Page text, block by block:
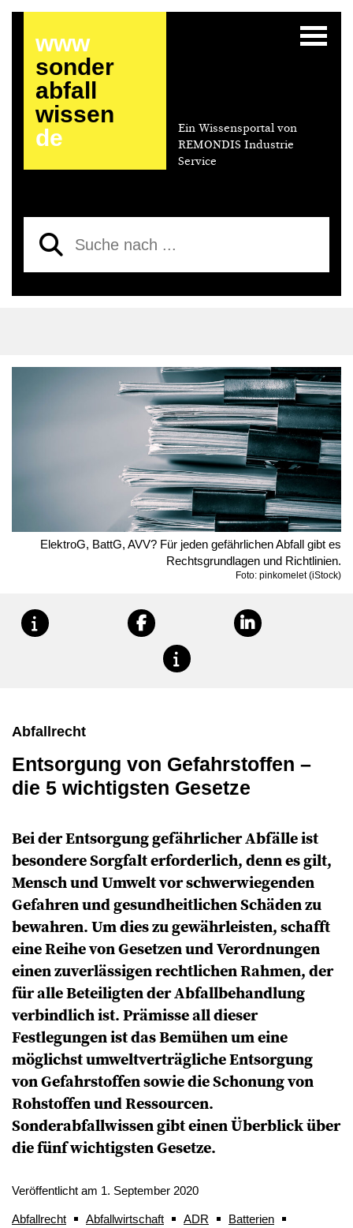
www
sonder
abfall
wissen
de
Ein Wissensportal von
REMONDIS Industrie
Service
ElektroG, BattG, AVV? Für jeden gefährlichen Abfall gibt es
Rechtsgrundlagen und Richtlinien.
Foto: pinkomelet (iStock)
Abfallrecht
Entsorgung von Gefahrstoffen –
die 5 wichtigsten Gesetze
Bei der Entsorgung gefährlicher Abfälle ist
besondere Sorgfalt erforderlich, denn es gilt,
Mensch und Umwelt vor schwerwiegenden
Gefahren und gesundheitlichen Schäden zu
bewahren. Um dies zu gewährleisten, schafft
eine Reihe von Gesetzen und Verordnungen
einen zuverlässigen rechtlichen Rahmen, der
für alle Beteiligten der Abfallbehandlung
verbindlich ist. Prämisse all dieser
Festlegungen ist das Bemühen um eine
möglichst umweltverträgliche Entsorgung
von Gefahrstoffen sowie die Schonung von
Rohstoffen und Ressourcen.
Sonderabfallwissen gibt einen Überblick über
die fünf wichtigsten Gesetze.
Veröffentlicht am 1. September 2020
Abfallrecht Abfallwirtschaft ADR
Batterien